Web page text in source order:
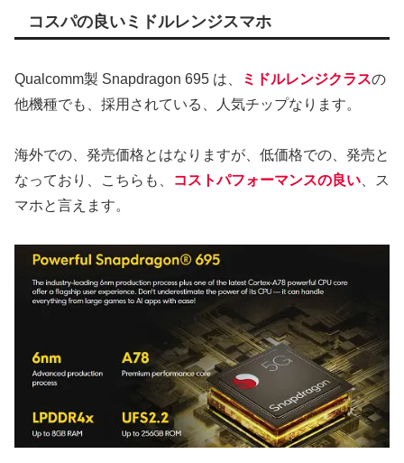
コスパの良いミドルレンジスマホ
Qualcomm製 Snapdragon 695 は、 ミドルレンジクラスの
他機種でも、採用されている、人気チップなります。
海外での、発売価格とはなりますが、低価格での、発売と
なっており、こちらも、
コストパフォーマンスの良い、ス
マホと言えます。